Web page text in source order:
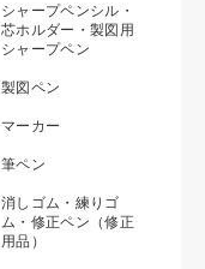
シャープペンシル・
芯ホルダー・製図用
シャープペン
製図ペン
マーカー
筆ペン
消しゴム・練りゴ
ム・修正ペン（修正
用品）